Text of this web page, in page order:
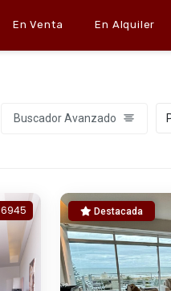
En Venta En Alquiler
Buscador Avanzado
6945 Destacada